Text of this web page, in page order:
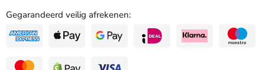
Gegarandeerd veilig afrekenen: